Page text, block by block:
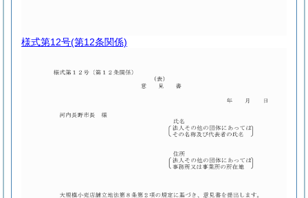
様式第12号(第12条関係)